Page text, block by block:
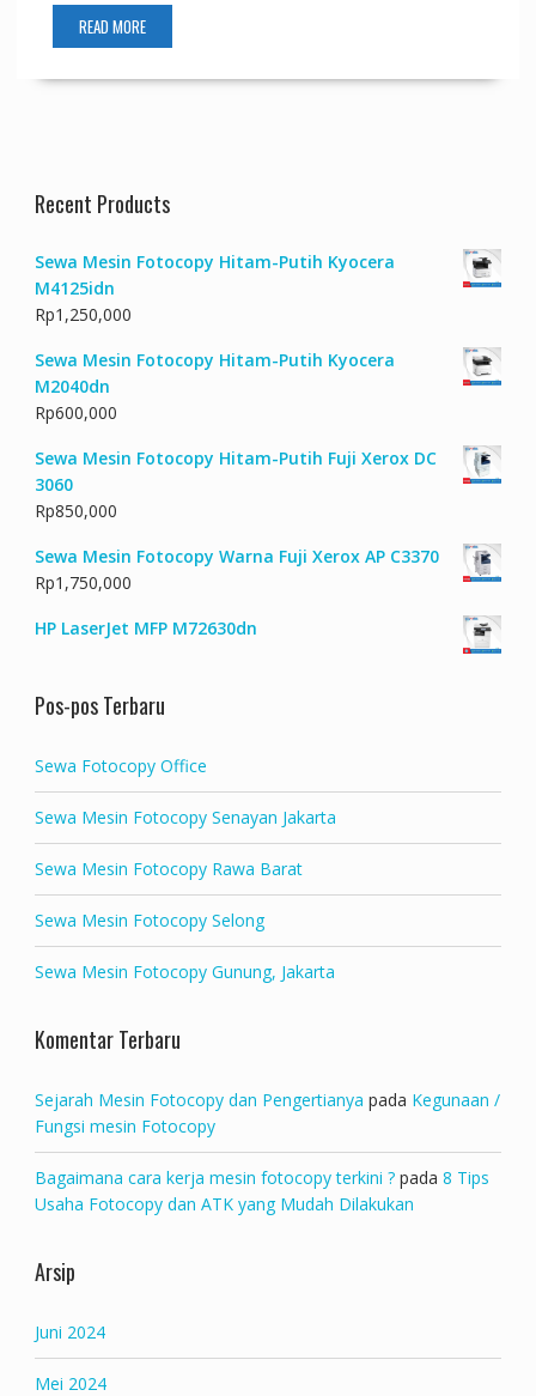
READ MORE
Recent Products
Sewa Mesin Fotocopy Hitam-Putih Kyocera
M4125idn
Rp1,250,000
Sewa Mesin Fotocopy Hitam-Putih Kyocera
M2040dn
Rp600,000
Sewa Mesin Fotocopy Hitam-Putih Fuji Xerox DC
3060
Rp850,000
Sewa Mesin Fotocopy Warna Fuji Xerox AP C3370
Rp1,750,000
HP LaserJet MFP M72630dn
Pos-pos Terbaru
Sewa Fotocopy Office
Sewa Mesin Fotocopy Senayan Jakarta
Sewa Mesin Fotocopy Rawa Barat
Sewa Mesin Fotocopy Selong
Sewa Mesin Fotocopy Gunung, Jakarta
Komentar Terbaru
Sejarah Mesin Fotocopy dan Pengertianya pada Kegunaan /
Fungsi mesin Fotocopy
Bagaimana cara kerja mesin fotocopy terkini ?pada 8 Tips
Usaha Fotocopy dan ATK yang Mudah Dilakukan
Arsip
Juni 2024
Mei 2024